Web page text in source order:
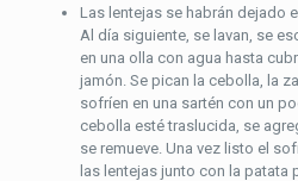
Las lentejas se habrán dejado
Al día siguiente, se lavan, se
en una olla con agua hasta
jamón. Se pican la cebolla, la
sofríen en una sartén con un
cebolla esté traslucida, se
se remueve. Una vez listo el
las lentejas junto con la patata